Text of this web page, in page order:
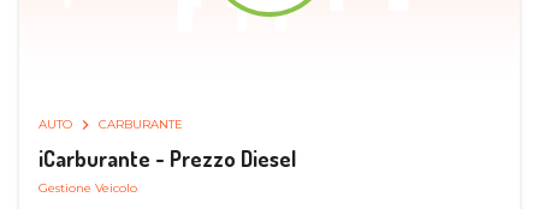
AUTO CARBURANTE
iCarburante - Prezzo Diesel
Gestione Veicolo